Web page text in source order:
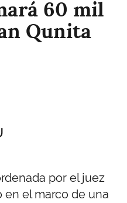
60 mil
Qunita
por el juez
en el marco de una